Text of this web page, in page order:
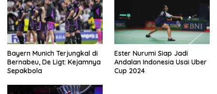
Bayern Munich Terjungkal di
Bernabeu, De Ligt: Kejamnya
Sepakbola
Ester Nurumi Siap Jadi
Andalan Indonesia Usai Uber
Cup 2024